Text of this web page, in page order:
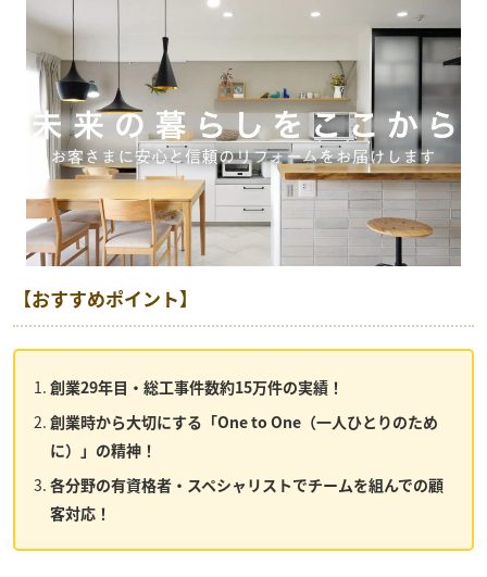
【おすすめポイント】
創業29年目・総工事件数約15万件の実績！
創業時から大切にする「One to One（一人ひとりのため
に）」の精神！
各分野の有資格者・スペシャリストでチームを組んでの顧
客対応！